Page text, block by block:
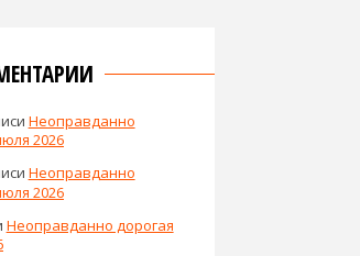
Неоправданно
2026
Неоправданно
2026
Неоправданно дорогая